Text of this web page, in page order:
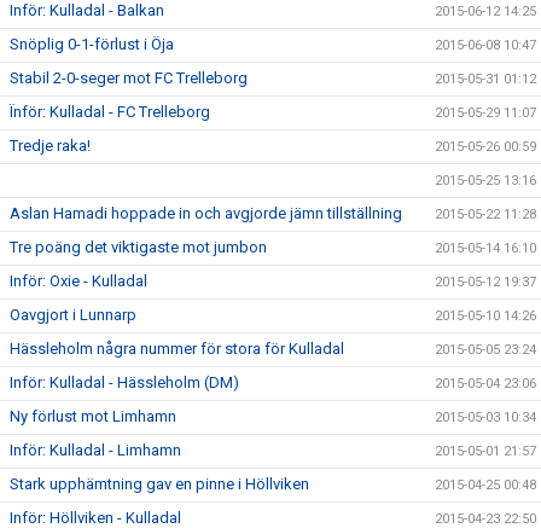
Inför: Kulladal - Balkan 2015-06-12 14:25
Snöplig 0-1-förlust i Öja 2015-06-08 10:47
Stabil 2-0-seger mot FC Trelleborg 2015-05-31 01:12
Ïnför: Kulladal - FC Trelleborg 2015-05-29 11:07
Tredje raka! 2015-05-26 00:59
2015-05-25 13:16
Aslan Hamadi hoppade in och avgjorde jämn tillställning 2015-05-22 11:28
Tre poäng det viktigaste mot jumbon 2015-05-14 16:10
Inför: Oxie - Kulladal 2015-05-12 19:37
Oavgjort i Lunnarp 2015-05-10 14:26
Hässleholm några nummer för stora för Kulladal 2015-05-05 23:24
Inför: Kulladal - Hässleholm (DM) 2015-05-04 23:06
Ny förlust mot Limhamn 2015-05-03 10:34
Inför: Kulladal - Limhamn 2015-05-01 21:57
Stark upphämtning gav en pinne i Höllviken 2015-04-25 00:48
Inför: Höllviken - Kulladal 2015-04-23 22:50